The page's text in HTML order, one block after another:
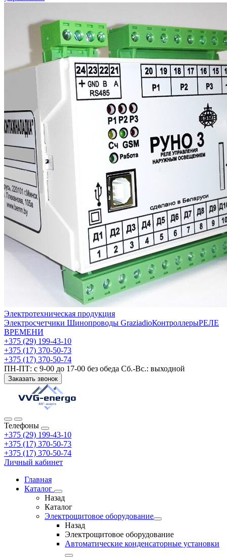
Электротехническая продукция
Электросчетчики Шинопроводы GraziadioКонтроллерыРЕЛЕ
ВРЕМЕНИ
+375 (29) 199-43-10
+375 (17) 370-50-73
+375 (17) 370-50-74
ПН-ПТ: с 9-00 до 17-00 без обеда Сб.-Вс.: выходной
Заказать звонок
Телефоны
+375 (29) 199-43-10
+375 (17) 370-50-73
+375 (17) 370-50-74
Личный кабинет
Главная
Каталог
Назад
Каталог
Электрощитовое оборудование
Назад
Электрощитовое оборудование
Автоматические конденсаторные установки